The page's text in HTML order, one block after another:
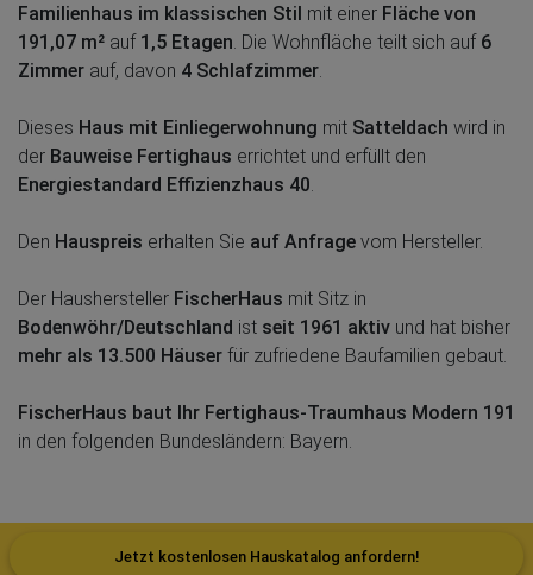
Familienhaus im klassischen Stil mit einer Fläche von
191,07 m² auf 1,5 Etagen . Die Wohnfläche teilt sich auf 6
Zimmer auf, davon 4 Schlafzimmer
Dieses Haus mit Einliegerwohnung mit Satteldach wird in
der Bauweise Fertighaus errichtet und erfüllt den
Energiestandard Effizienzhaus 40
Den Hauspreis erhalten Sie auf Anfrage vom Hersteller.
Der Haushersteller FischerHaus mit Sitz in
Bodenwöhr/Deutschland ist seit 1961 aktiv und hat bisher
mehr als 13.500 Häuser für zufriedene Baufamilien gebaut.
FischerHaus baut Ihr Fertighaus-Traumhaus Modern 191
in den folgenden Bundesländern: Bayern.
Jetzt kostenlosen Hauskatalog anfordern!